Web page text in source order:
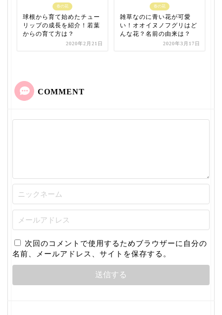
春の花
球根から育て始めたチュー
リップの成長を紹介！若葉
からの育て方は？
2020年2月21日
春の花
雑草なのに青い花が可愛
い！オオイヌノフグリはど
んな花？名前の由来は？
2020年3月17日
COMMENT
次回のコメントで使用するためブラウザーに自分の
名前、メールアドレス、サイトを保存する。